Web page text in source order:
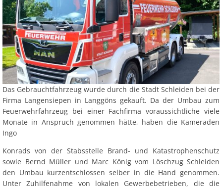
Das Gebrauchtfahrzeug wurde durch die Stadt Schleiden bei der
Firma Langensiepen in Langgöns gekauft. Da der Umbau zum
Feuerwehrfahrzeug bei einer Fachfirma voraussichtliche viele
Monate in Anspruch genommen hätte, haben die Kameraden
Ingo
Konrads von der Stabsstelle Brand- und Katastrophenschutz
sowie Bernd Müller und Marc König vom Löschzug Schleiden
den Umbau kurzentschlossen selber in die Hand genommen.
Unter Zuhilfenahme von lokalen Gewerbebetrieben, die die